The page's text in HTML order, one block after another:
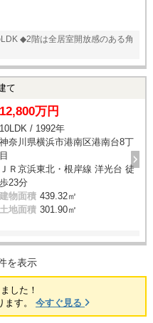
◆2階は全居室開放感のある角
て
12,800万円
10LDK / 1992年
神奈川県横浜市港南区港南台8丁
目
ＪＲ京浜東北・根岸線 洋光台 徒
歩23分
建物面積 439.32㎡
土地面積 301.90㎡
を表示
した！
ます。 今すぐ見る